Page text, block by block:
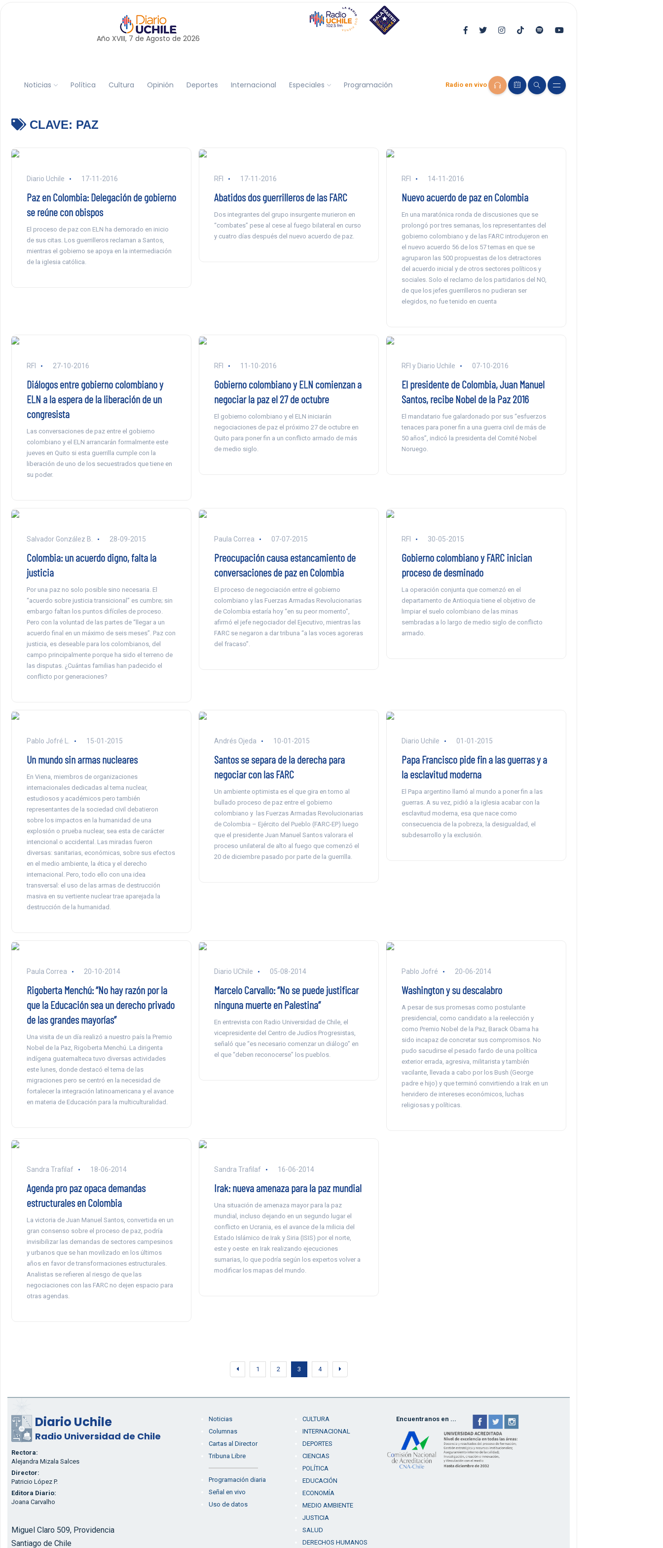
Año XVIII, 7 de Agosto de 2026
Noticias Política Cultura Opinión Deportes Internacional Especiales Programación Radio en vivo
CLAVE: PAZ
Diario Uchile 17-11-2016
Paz en Colombia: Delegación de gobierno
se reúne con obispos
El proceso de paz con ELN ha demorado en inicio
de sus citas. Los guerrilleros reclaman a Santos,
mientras el gobierno se apoya en la intermediación
de la iglesia católica.
RFI 17-11-2016
Abatidos dos guerrilleros de las FARC
Dos integrantes del grupo insurgente murieron en
“combates” pese al cese al fuego bilateral en curso
y cuatro días después del nuevo acuerdo de paz.
RFI 14-11-2016
Nuevo acuerdo de paz en Colombia
En una maratónica ronda de discusiones que se
prolongó por tres semanas, los representantes del
gobierno colombiano y de las FARC introdujeron en
el nuevo acuerdo 56 de los 57 temas en que se
agruparon las 500 propuestas de los detractores
del acuerdo inicial y de otros sectores políticos y
sociales. Solo el reclamo de los partidarios del NO,
de que los jefes guerrilleros no pudieran ser
elegidos, no fue tenido en cuenta
RFI 27-10-2016
Diálogos entre gobierno colombiano y
ELN a la espera de la liberación de un
congresista
Las conversaciones de paz entre el gobierno
colombiano y el ELN arrancarán formalmente este
jueves en Quito si esta guerrilla cumple con la
liberación de uno de los secuestrados que tiene en
su poder.
RFI 11-10-2016
Gobierno colombiano y ELN comienzan a
negociar la paz el 27 de octubre
El gobierno colombiano y el ELN iniciarán
negociaciones de paz el próximo 27 de octubre en
Quito para poner fin a un conflicto armado de más
de medio siglo.
RFI y Diario Uchile 07-10-2016
El presidente de Colombia, Juan Manuel
Santos, recibe Nobel de la Paz 2016
El mandatario fue galardonado por sus “esfuerzos
tenaces para poner fin a una guerra civil de más de
50 años”, indicó la presidenta del Comité Nobel
Noruego.
Salvador González B. 28-09-2015
Colombia: un acuerdo digno, falta la
justicia
Por una paz no solo posible sino necesaria. El
“acuerdo sobre justicia transicional” es cumbre; sin
embargo faltan los puntos difíciles de proceso.
Pero con la voluntad de las partes de “llegar a un
acuerdo final en un máximo de seis meses”. Paz con
justicia, es deseable para los colombianos, del
campo principalmente porque ha sido el terreno de
las disputas. ¿Cuántas familias han padecido el
conflicto por generaciones?
Paula Correa 07-07-2015
Preocupación causa estancamiento de
conversaciones de paz en Colombia
El proceso de negociación entre el gobierno
colombiano y las Fuerzas Armadas Revolucionarias
de Colombia estaría hoy “en su peor momento”,
afirmó el jefe negociador del Ejecutivo, mientras las
FARC se negaron a dar tribuna “a las voces agoreras
del fracaso”.
RFI 30-05-2015
Gobierno colombiano y FARC inician
proceso de desminado
La operación conjunta que comenzó en el
departamento de Antioquia tiene el objetivo de
limpiar el suelo colombiano de las minas
sembradas a lo largo de medio siglo de conflicto
armado.
Pablo Jofré L. 15-01-2015
Un mundo sin armas nucleares
En Viena, miembros de organizaciones
internacionales dedicadas al tema nuclear,
estudiosos y académicos pero también
representantes de la sociedad civil debatieron
sobre los impactos en la humanidad de una
explosión o prueba nuclear, sea esta de carácter
intencional o accidental. Las miradas fueron
diversas: sanitarias, económicas, sobre sus efectos
en el medio ambiente, la ética y el derecho
internacional. Pero, todo ello con una idea
transversal: el uso de las armas de destrucción
masiva en su vertiente nuclear trae aparejada la
destrucción de la humanidad.
Andrés Ojeda 10-01-2015
Santos se separa de la derecha para
negociar con las FARC
Un ambiente optimista es el que gira en torno al
bullado proceso de paz entre el gobierno
colombiano y las Fuerzas Armadas Revolucionarias
de Colombia – Ejército del Pueblo (FARC-EP) luego
que el presidente Juan Manuel Santos valorara el
proceso unilateral de alto al fuego que comenzó el
20 de diciembre pasado por parte de la guerrilla.
Diario Uchile 01-01-2015
Papa Francisco pide fin a las guerras y a
la esclavitud moderna
El Papa argentino llamó al mundo a poner fin a las
guerras. A su vez, pidió a la iglesia acabar con la
esclavitud moderna, esa que nace como
consecuencia de la pobreza, la desigualdad, el
subdesarrollo y la exclusión.
Paula Correa 20-10-2014
Rigoberta Menchú: “No hay razón por la
que la Educación sea un derecho privado
de las grandes mayorías”
Una visita de un día realizó a nuestro país la Premio
Nobel de la Paz, Rigoberta Menchú. La dirigenta
indígena guatemalteca tuvo diversas actividades
este lunes, donde destacó el tema de las
migraciones pero se centró en la necesidad de
fortalecer la integración latinoamericana y el avance
en materia de Educación para la multiculturalidad.
Diario UChile 05-08-2014
Marcelo Carvallo: “No se puede justificar
ninguna muerte en Palestina”
En entrevista con Radio Universidad de Chile, el
vicepresidente del Centro de Judíos Progresistas,
señaló que “es necesario comenzar un diálogo” en
el que “deben reconocerse” los pueblos.
Pablo Jofré 20-06-2014
Washington y su descalabro
A pesar de sus promesas como postulante
presidencial, como candidato a la reelección y
como Premio Nobel de la Paz, Barack Obama ha
sido incapaz de concretar sus compromisos. No
pudo sacudirse el pesado fardo de una política
exterior errada, agresiva, militarista y también
vacilante, llevada a cabo por los Bush (George
padre e hijo) y que terminó convirtiendo a Irak en un
hervidero de intereses económicos, luchas
religiosas y políticas.
Sandra Trafilaf 18-06-2014
Agenda pro paz opaca demandas
estructurales en Colombia
La victoria de Juan Manuel Santos, convertida en un
gran consenso sobre el proceso de paz, podría
invisibilizar las demandas de sectores campesinos
y urbanos que se han movilizado en los últimos
años en favor de transformaciones estructurales.
Analistas se refieren al riesgo de que las
negociaciones con las FARC no dejen espacio para
otras agendas.
Sandra Trafilaf 16-06-2014
Irak: nueva amenaza para la paz mundial
Una situación de amenaza mayor para la paz
mundial, incluso dejando en un segundo lugar el
conflicto en Ucrania, es el avance de la milicia del
Estado Islámico de Irak y Siria (ISIS) por el norte,
este y oeste en Irak realizando ejecuciones
sumarias, lo que podría según los expertos volver a
modificar los mapas del mundo.
1 2 3 4
Diario Uchile
Radio Universidad de Chile
Rectora:
Alejandra Mizala Salces
Director:
Patricio López P.
Editora Diario:
Joana Carvalho
Miguel Claro 509, Providencia
Santiago de Chile
Noticias
Columnas
Cartas al Director
Tribuna Libre
Programación diaria
Señal en vivo
Uso de datos
CULTURA
INTERNACIONAL
DEPORTES
CIENCIAS
POLÍTICA
EDUCACIÓN
ECONOMÍA
MEDIO AMBIENTE
JUSTICIA
SALUD
DERECHOS HUMANOS
Encuentranos en ...